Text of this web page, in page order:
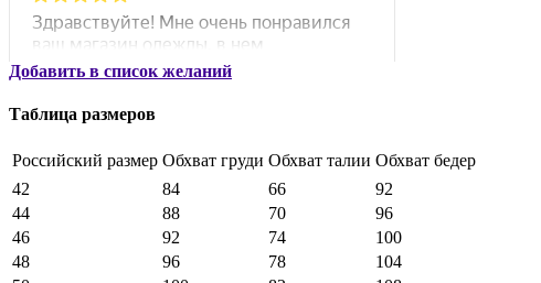
Добавить в список желаний
Таблица размеров
Российский размер Обхват груди Обхват талии Обхват бедер
42
84 66
92
44
88 70
96
46
92 74
100
48
96 78
104